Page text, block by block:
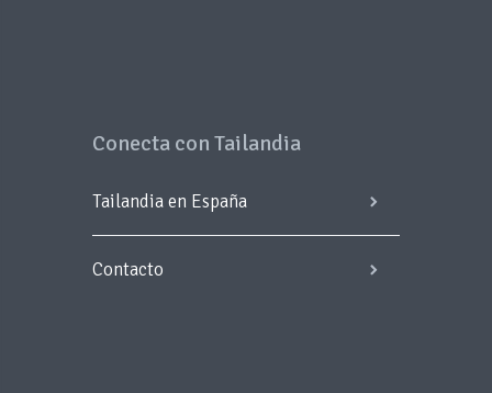
Conecta con Tailandia
Tailandia en España
Contacto